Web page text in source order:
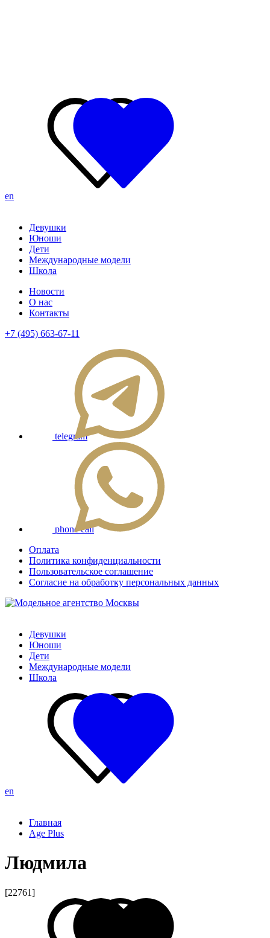
en
Девушки
Юноши
Дети
Международные модели
Школа
Новости
О нас
Контакты
+7 (495) 663-67-11
telegram
phone call
Оплата
Политика конфиденциальности
Пользовательское соглашение
Согласие на обработку персональных данных
Девушки
Юноши
Дети
Международные модели
Школа
en
Главная
Age Plus
Людмила
[22761]